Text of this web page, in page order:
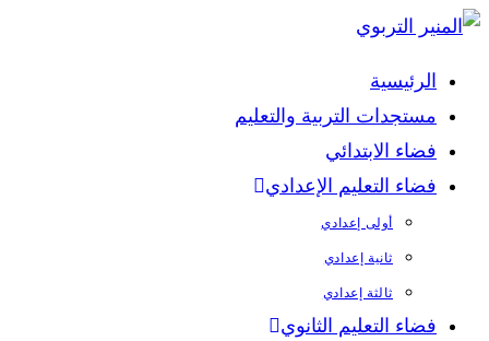
Skip
content
الرئيسية
مستجدات التربية والتعليم
فضاء الابتدائي
فضاء التعليم الإعدادي
أولى إعدادي
ثانية إعدادي
ثالثة إعدادي
فضاء التعليم الثانوي